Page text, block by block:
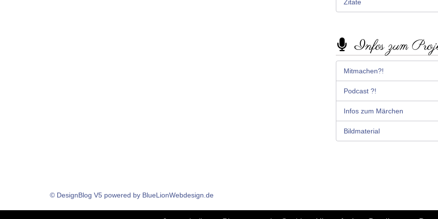
Zitate
Infos zum
Mitmachen?!
Podcast ?!
Infos zum Märchen
Bildmaterial
© DesignBlog V5 powered by BlueLionWebdesign.de